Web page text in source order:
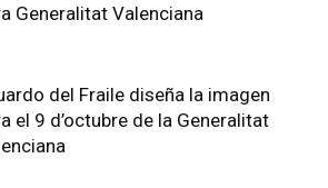
Generalitat Valenciana
del Fraile diseña la imagen
el 9 d’octubre de la Generalitat